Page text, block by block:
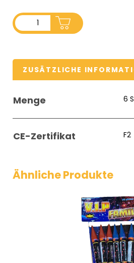
ZUSÄTZLICHE
Menge 6
CE-Zertifikat F2
Ähnliche Produkte